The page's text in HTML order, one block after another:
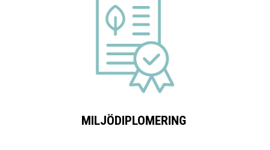
MILJÖDIPLOMERING